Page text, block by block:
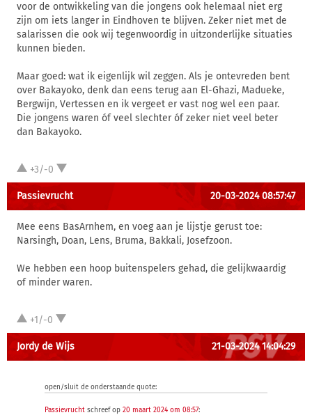
voor de ontwikkeling van die jongens ook helemaal niet erg
zijn om iets langer in Eindhoven te blijven. Zeker niet met de
salarissen die ook wij tegenwoordig in uitzonderlijke situaties
kunnen bieden.
Maar goed: wat ik eigenlijk wil zeggen. Als je ontevreden bent
over Bakayoko, denk dan eens terug aan El-Ghazi, Madueke,
Bergwijn, Vertessen en ik vergeet er vast nog wel een paar.
Die jongens waren óf veel slechter óf zeker niet veel beter
dan Bakayoko.
+3/-0
Passievrucht 20-03-2024 08:57:47
Mee eens BasArnhem, en voeg aan je lijstje gerust toe:
Narsingh, Doan, Lens, Bruma, Bakkali, Josefzoon.
We hebben een hoop buitenspelers gehad, die gelijkwaardig
of minder waren.
+1/-0
Jordy de Wijs 21-03-2024 14:04:29
open/sluit de onderstaande quote:
Passievrucht schreef op 20 maart 2024 om 08:57: